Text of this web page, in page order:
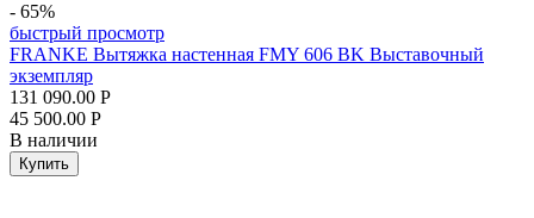
- 65%
быстрый просмотр
FRANKE Вытяжка настенная FMY 606 BK Выставочный
экземпляр
131 090.00 Р
45 500.00 Р
В наличии
Купить